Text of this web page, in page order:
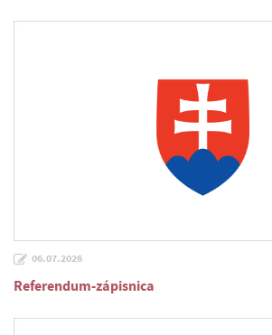
06.07.2026
Referendum-zápisnica